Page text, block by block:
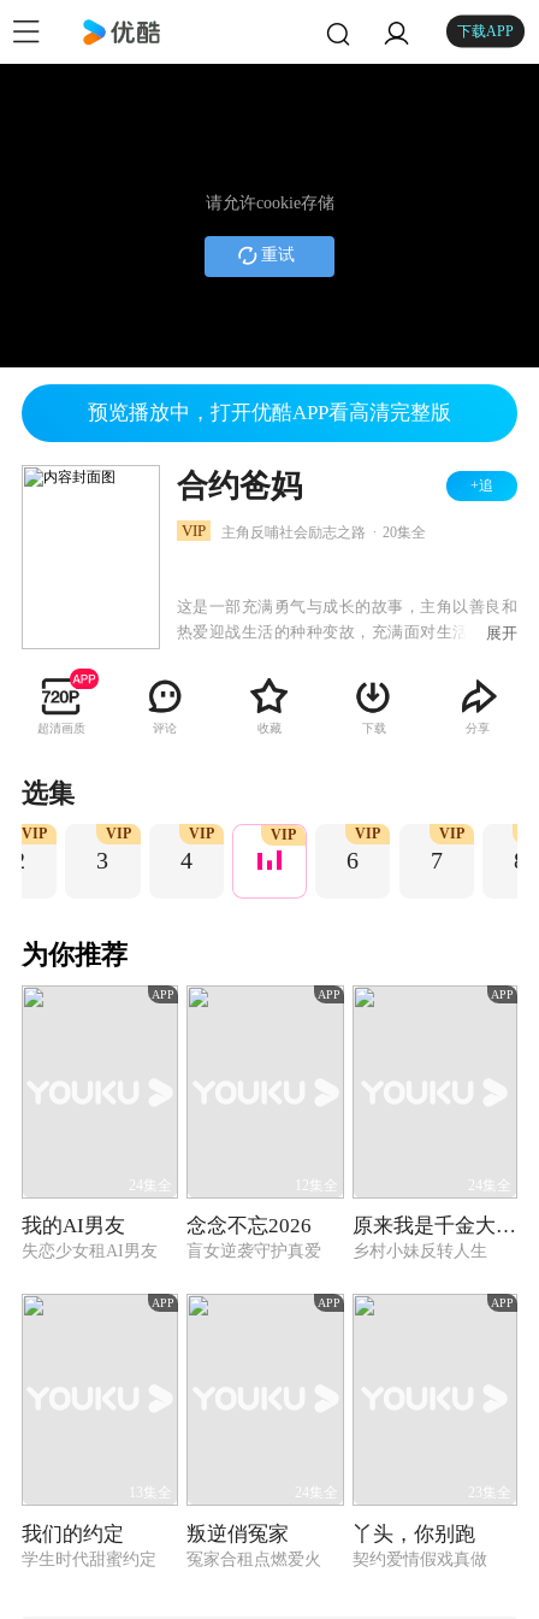
下载APP
请允许cookie存储
重试
预览播放中，打开优酷APP看高清完整版
合约爸妈 +追
VIP 主角反哺社会励志之路 20集全
这是一部充满勇气与成长的故事，主角以善良和
热爱迎战生活的种种变故，充满面对生活，迎接
拉开故事构架，在还原真相的过程中，主角始终
保持内心的善良，以不变的初心迎来成长的蜕
变，弘扬新时代女性的坚韧风采。“合约爸妈”在
自身幼年在这个特殊“家庭”得到的关爱，身体力
行地反哺于社会，以建造福利院大楼为目标，踏
路上，找到了生活的真谛，迎来了人生的蜕变。
展开
超清画质 评论 收藏 下载 分享
选集
2
VIP
3
VIP
4
VIP VIP
6
VIP
7
VIP
8
为你推荐
APP
24集全
我的AI男友
失恋少女租AI男友
APP
12集全
念念不忘2026
盲女逆袭守护真爱
APP
24集全
原来我是千金大小姐
乡村小妹反转人生
APP
13集全
我们的约定
学生时代甜蜜约定
APP
24集全
叛逆俏冤家
冤家合租点燃爱火
APP
23集全
丫头，你别跑
契约爱情假戏真做